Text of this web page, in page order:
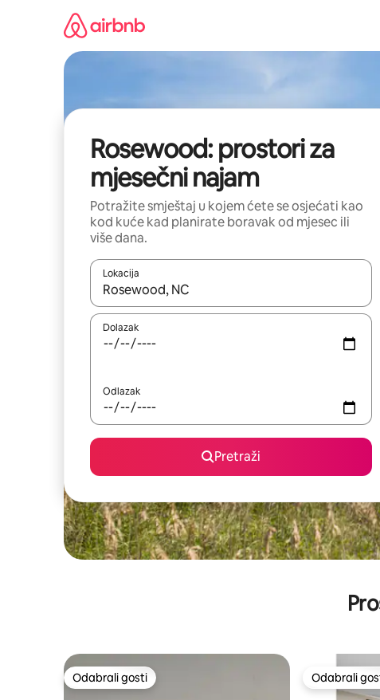
Rosewood: prostori za
mjesečni najam
Potražite smještaj u kojem ćete se osjećati kao
kod kuće kad planirate boravak od mjesec ili
više dana.
Lokacija
Kada budu dostupni rezultati, moći ćete ih
Dolazak
Odlazak
Pretraži
Odabrali gosti
Odabrali gosti Odabrali
Odabrali